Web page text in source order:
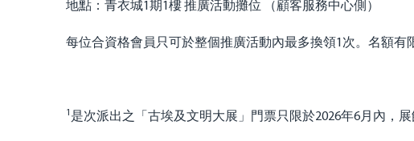
地點：青衣城1期1樓 推廣活動攤位 （顧客服務中心側）
每位合資格會員只可於整個推廣活動內最多換領1次。名額有
1 是次派出之「古埃及文明大展」門票只限於2026年6月內，